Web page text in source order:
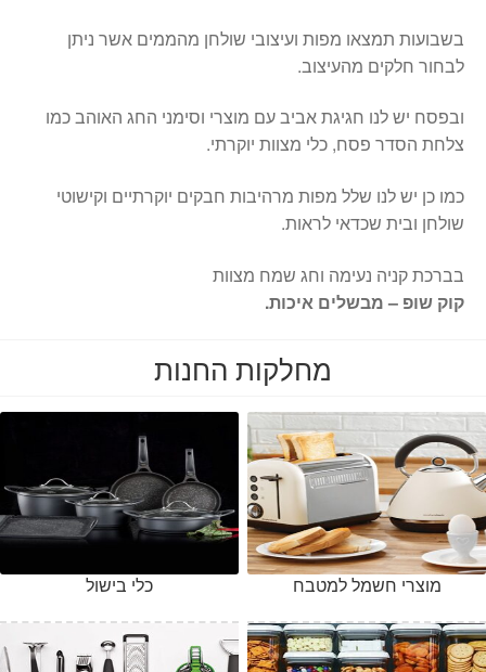
בשבועות תמצאו מפות ועיצובי שולחן מהממים אשר ניתן
לבחור חלקים מהעיצוב.
ובפסח יש לנו חגיגת אביב עם מוצרי וסימני החג האוהב כמו
צלחת הסדר פסח, כלי מצוות יוקרתי.
כמו כן יש לנו שלל מפות מרהיבות חבקים יוקרתיים וקישוטי
שולחן ובית שכדאי לראות.
בברכת קניה נעימה וחג שמח מצוות
קוק שופ – מבשלים איכות.
מחלקות החנות
כלי בישול מוצרי חשמל למטבח